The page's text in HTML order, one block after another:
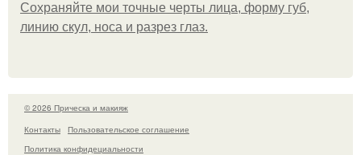
Сохраняйте мои точные черты лица, форму губ,
линию скул, носа и разрез глаз.
© 2026 Прическа и макияж
Контакты
Пользовательское соглашение
Политика конфидециальности